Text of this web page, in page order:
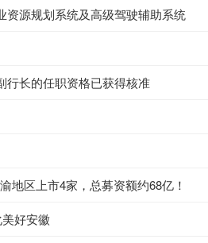
资源规划系统及高级驾驶辅助系统
行长的任职资格已获得核准
地区上市4家，总募资额约68亿！
美好安徽